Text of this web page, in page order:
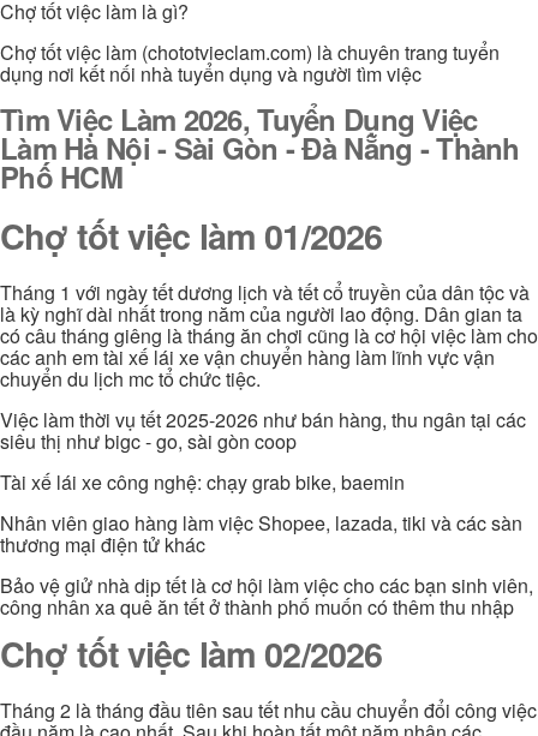
Chợ tốt việc làm là gì?
Chợ tốt việc làm (chototvieclam.com) là chuyên trang tuyển
dụng nơi kết nối nhà tuyển dụng và người tìm việc
Tìm Việc Làm 2026, Tuyển Dụng Việc
Làm Hà Nội - Sài Gòn - Đà Nẵng - Thành
Phố HCM
Chợ tốt việc làm 01/2026
Tháng 1 với ngày tết dương lịch và tết cổ truyền của dân tộc và
là kỳ nghĩ dài nhất trong năm của người lao động. Dân gian ta
có câu tháng giêng là tháng ăn chơi cũng là cơ hội việc làm cho
các anh em tài xế lái xe vận chuyển hàng làm lĩnh vực vận
chuyển du lịch mc tổ chức tiệc.
Việc làm thời vụ tết 2025-2026 như bán hàng, thu ngân tại các
siêu thị như bigc - go, sài gòn coop
Tài xế lái xe công nghệ: chạy grab bike, baemin
Nhân viên giao hàng làm việc Shopee, lazada, tiki và các sàn
thương mại điện tử khác
Bảo vệ giử nhà dịp tết là cơ hội làm việc cho các bạn sinh viên,
công nhân xa quê ăn tết ở thành phố muốn có thêm thu nhập
Chợ tốt việc làm 02/2026
Tháng 2 là tháng đầu tiên sau tết nhu cầu chuyển đổi công việc